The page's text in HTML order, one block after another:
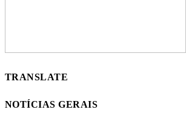
TRANSLATE
NOTÍCIAS GERAIS